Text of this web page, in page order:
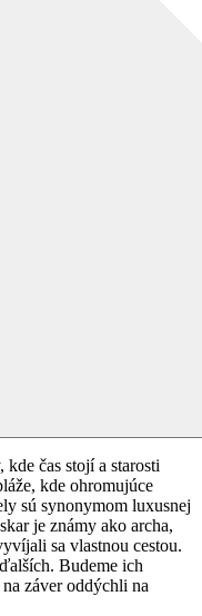
čas stojí a starosti
kde ohromujúce
sú synonymom luxusnej
je známy ako archa,
sa vlastnou cestou.
Budeme ich
záver oddýchli na